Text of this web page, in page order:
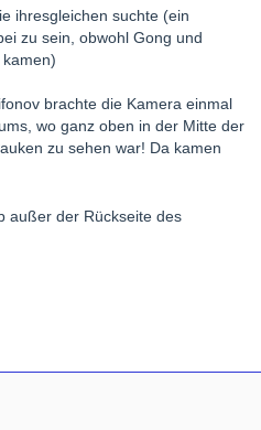
ihresgleichen suchte (ein
zu sein, obwohl Gong und
brachte die Kamera einmal
wo ganz oben in der Mitte der
zu sehen war! Da kamen
außer der Rückseite des